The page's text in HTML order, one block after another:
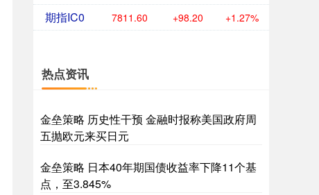
期指IC0 7811.60 +98.20 +1.27%
热点资讯
金垒策略 历史性干预 金融时报称美国政府周
五抛欧元来买日元
金垒策略 日本40年期国债收益率下降11个基
点，至3.845%